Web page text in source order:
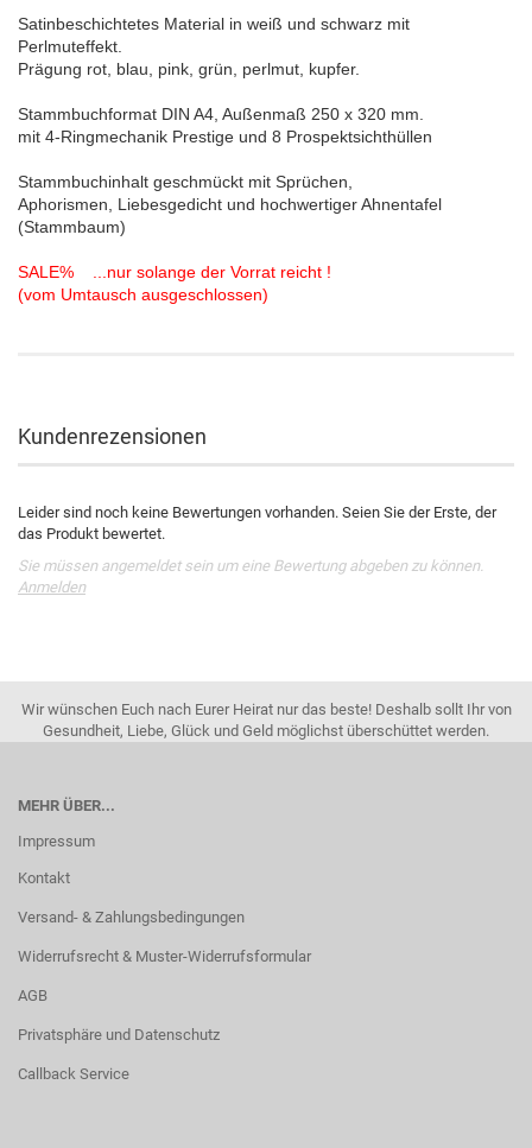
Satinbeschichtetes Material in weiß und schwarz mit
Perlmuteffekt.
Prägung rot, blau, pink, grün, perlmut, kupfer.
Stammbuchformat DIN A4, Außenmaß 250 x 320 mm.
mit 4-Ringmechanik Prestige und 8 Prospektsichthüllen
Stammbuchinhalt geschmückt mit Sprüchen,
Aphorismen, Liebesgedicht und hochwertiger Ahnentafel
(Stammbaum)
SALE% ...nur solange der Vorrat reicht !
(vom Umtausch ausgeschlossen)
Kundenrezensionen
Leider sind noch keine Bewertungen vorhanden. Seien Sie der Erste, der
das Produkt bewertet.
Sie müssen angemeldet sein um eine Bewertung abgeben zu können.
Anmelden
Wir wünschen Euch nach Eurer Heirat nur das beste! Deshalb sollt Ihr von
Gesundheit, Liebe, Glück und Geld möglichst überschüttet werden.
MEHR ÜBER...
Impressum
Kontakt
Versand- & Zahlungsbedingungen
Widerrufsrecht & Muster-Widerrufsformular
AGB
Privatsphäre und Datenschutz
Callback Service